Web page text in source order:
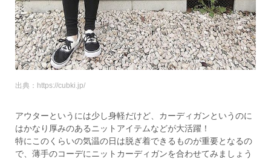
出典：https://cubki.jp/
アウターというには少し身軽だけど、カーディガンというのに
はかなり厚みのあるニットアイテムなどが大活躍！
特にこのくらいの気温の日は脱ぎ着できるものが重要となるの
で、薄手のコーデにニットカーディガンを合わせてみましょう